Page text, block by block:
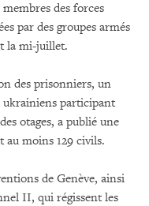
des forces
par des groupes armés
la mi-juillet.
des prisonniers, un
participant
otages, a publié une
au moins 129 civils.
de Genève, ainsi
II, qui régissent les